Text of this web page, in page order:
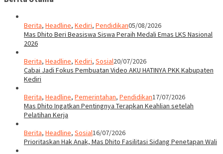
Berita, Headline, Kediri, Pendidikan05/08/2026
Mas Dhito Beri Beasiswa Siswa Peraih Medali Emas LKS Nasional
2026
Berita, Headline, Kediri, Sosial20/07/2026
Cabai Jadi Fokus Pembuatan Video AKU HATINYA PKK Kabupaten
Kediri
Berita, Headline, Pemerintahan, Pendidikan17/07/2026
Mas Dhito Ingatkan Pentingnya Terapkan Keahlian setelah
Pelatihan Kerja
Berita, Headline, Sosial16/07/2026
Prioritaskan Hak Anak, Mas Dhito Fasilitasi Sidang Penetapan Wali